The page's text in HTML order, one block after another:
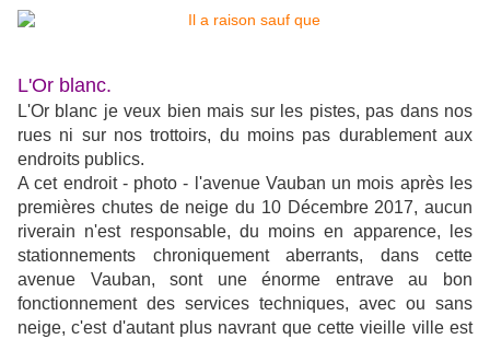
L'Or blanc.
L'Or blanc je veux bien mais sur les pistes, pas dans nos
rues ni sur nos trottoirs, du moins pas durablement aux
endroits publics.
A cet endroit - photo - l'avenue Vauban un mois après les
premières chutes de neige du 10 Décembre 2017, aucun
riverain n'est responsable, du moins en apparence, les
stationnements chroniquement aberrants, dans cette
avenue Vauban, sont une énorme entrave au bon
fonctionnement des services techniques, avec ou sans
neige, c'est d'autant plus navrant que cette vieille ville est